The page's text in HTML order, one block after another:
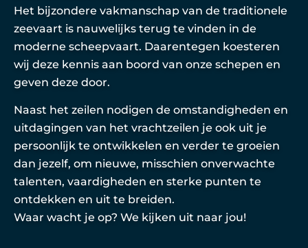
Het bijzondere vakmanschap van de traditionele
zeevaart is nauwelijks terug te vinden in de
moderne scheepvaart. Daarentegen koesteren
wij deze kennis aan boord van onze schepen en
geven deze door.
Naast het zeilen nodigen de omstandigheden en
uitdagingen van het vrachtzeilen je ook uit je
persoonlijk te ontwikkelen en verder te groeien
dan jezelf, om nieuwe, misschien onverwachte
talenten, vaardigheden en sterke punten te
ontdekken en uit te breiden.
Waar wacht je op? We kijken uit naar jou!